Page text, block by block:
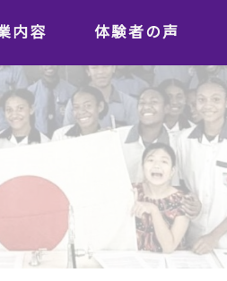
内容
体験者の声
学習者の声
日本語教師の声